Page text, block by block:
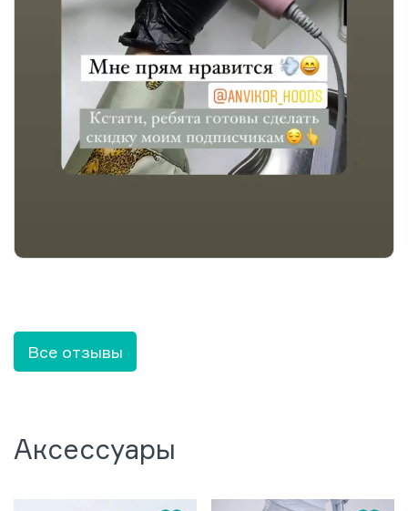
Все отзывы
Аксессуары